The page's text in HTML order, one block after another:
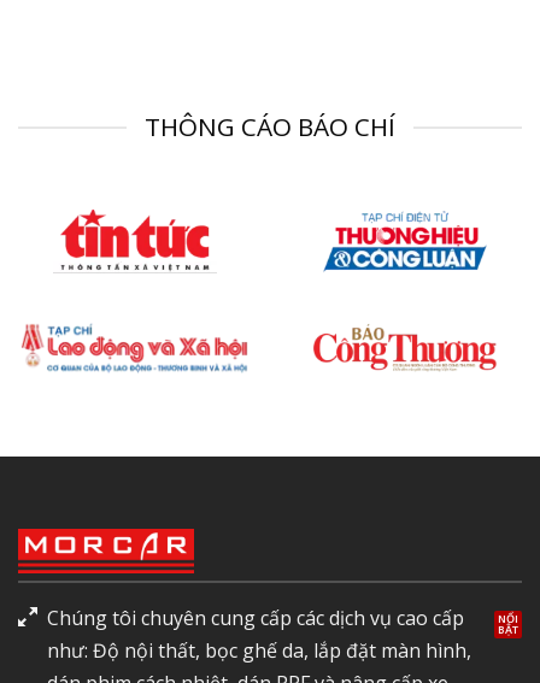
THÔNG CÁO BÁO CHÍ
Chúng tôi chuyên cung cấp các dịch vụ cao cấp
như: Độ nội thất, bọc ghế da, lắp đặt màn hình,